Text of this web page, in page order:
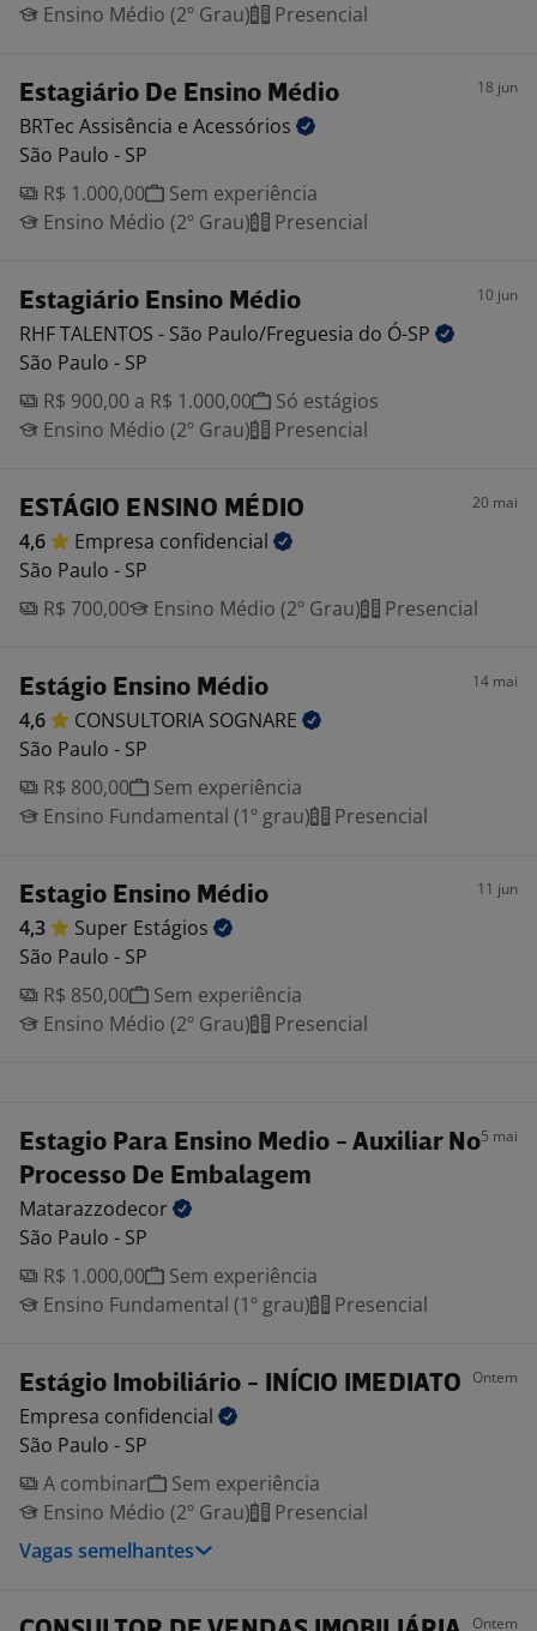
Ensino Médio (2º Grau)
Presencial
Estagiário De Ensino Médio 18 jun
BRTec Assisência e Acessórios
São Paulo - SP
R$ 1.000,00
Sem experiência
Ensino Médio (2º Grau)
Presencial
Estagiário Ensino Médio 10 jun
RHF TALENTOS - São Paulo/Freguesia do Ó-SP
São Paulo - SP
R$ 900,00 a R$ 1.000,00
Só estágios
Ensino Médio (2º Grau)
Presencial
ESTÁGIO ENSINO MÉDIO 20 mai
4,6 Empresa confidencial
São Paulo - SP
R$ 700,00
Ensino Médio (2º Grau) Presencial
Estágio Ensino Médio 14 mai
4,6 CONSULTORIA SOGNARE
São Paulo - SP
R$ 800,00
Sem experiência
Ensino Fundamental (1º grau)
Presencial
Estagio Ensino Médio 11 jun
4,3 Super Estágios
São Paulo - SP
R$ 850,00
Sem experiência
Ensino Médio (2º Grau)
Presencial
Estagio Para Ensino Medio - Auxiliar No
Processo De Embalagem
5 mai
Matarazzodecor
São Paulo - SP
R$ 1.000,00
Sem experiência
Ensino Fundamental (1º grau)
Presencial
Estágio Imobiliário - INÍCIO IMEDIATO Ontem
Empresa confidencial
São Paulo - SP
A combinar
Sem experiência
Ensino Médio (2º Grau)
Presencial
Vagas semelhantes
Ontem